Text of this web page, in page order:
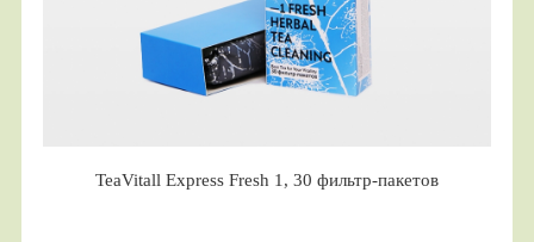
TeaVitall Express Fresh 1, 30 фильтр-пакетов